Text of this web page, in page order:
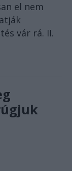
el nem
vár rá. II.